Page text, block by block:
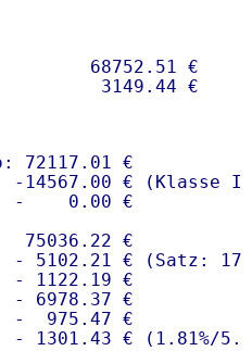
68752.51 €
72117.01 €
€ (Klasse I)
-    0.00 €
€
- 5102.21 € (Satz:
- 1122.19 €
- 6978.37 €
-  975.47 €
1301.43 € ( 1.81%/